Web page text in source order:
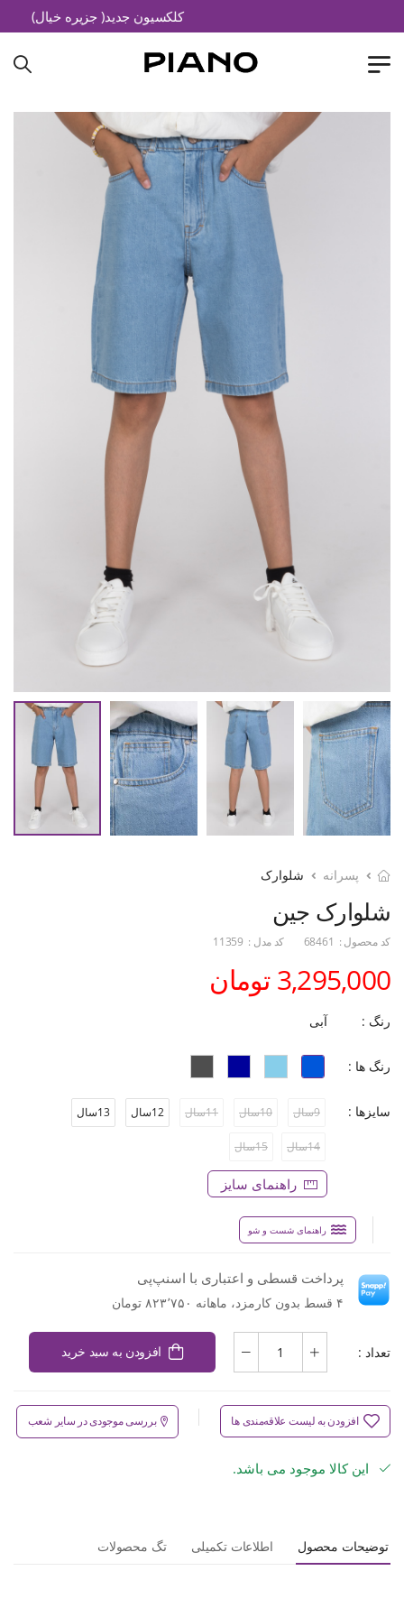
کلکسیون جدید( جزیره خیال)
پسرانه شلوارک
شلوارک جین
کد محصول : 68461 کد مدل : 11359
3,295,000 تومان
رنگ : آبی
رنگ ها :
سایزها : 9سال 10سال 11سال 12سال 13سال
14سال 15سال
راهنمای سایز
راهنمای شست و شو
پرداخت قسطی و اعتباری با اسنپ‌پی
۴ قسط بدون کارمزد، ماهانه ۸۲۳٬۷۵۰ تومان
تعداد : افزودن به سبد خرید
افزودن به لیست علاقه‌مندی ها بررسی موجودی در سایر شعب
این کالا موجود می باشد.
توضیحات محصول اطلاعات تکمیلی تگ محصولات